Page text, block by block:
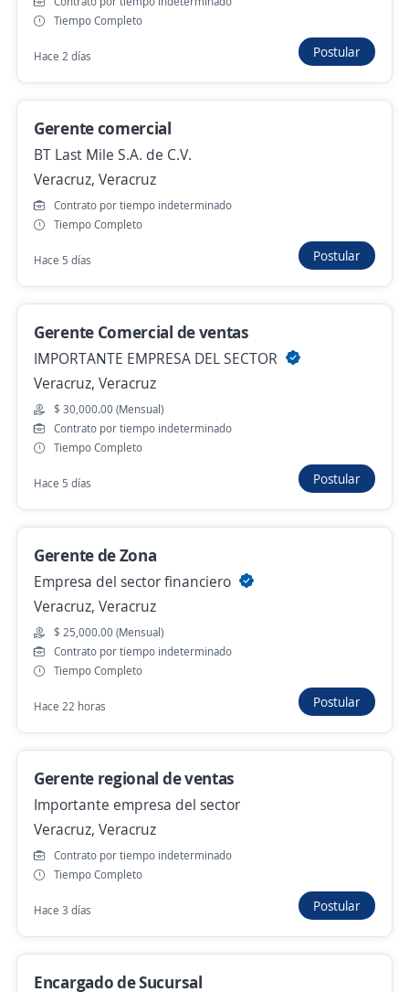
Empresa del sector financiero
Veracruz, Veracruz
$ 25,000.00 (Mensual)
Se precisa Urgente
Gerente Zonal
Veracruz, Veracruz
Hace 22 horas
Se precisa Urgente
Jefe de Expendio Pollo Vivo
4.4
PILGRIMS MEXICO
San Andrés Tuxtla, Veracruz
Hace 22 horas
Jefatura
4.1
PIRMA
Papantla, Veracruz
Hace 22 horas
Gerente de Sucursal
4.0
SIDERT
Ixhuatlán de Madero, Veracruz
$ 16,000.00 (Mensual) + Comisiones
Anterior
Tiempo Completo
Hace 2 días Postular
Gerente comercial
BT Last Mile S.A. de C.V.
Veracruz, Veracruz
Contrato por tiempo indeterminado
Tiempo Completo
Hace 5 días Postular
Gerente Comercial de ventas
IMPORTANTE EMPRESA DEL SECTOR
Veracruz, Veracruz
$ 30,000.00 (Mensual)
Contrato por tiempo indeterminado
Tiempo Completo
Hace 5 días Postular
Gerente de Zona
Empresa del sector financiero
Veracruz, Veracruz
$ 25,000.00 (Mensual)
Contrato por tiempo indeterminado
Tiempo Completo
Hace 22 horas Postular
Gerente regional de ventas
Importante empresa del sector
Veracruz, Veracruz
Contrato por tiempo indeterminado
Tiempo Completo
Hace 3 días Postular
Encargado de Sucursal